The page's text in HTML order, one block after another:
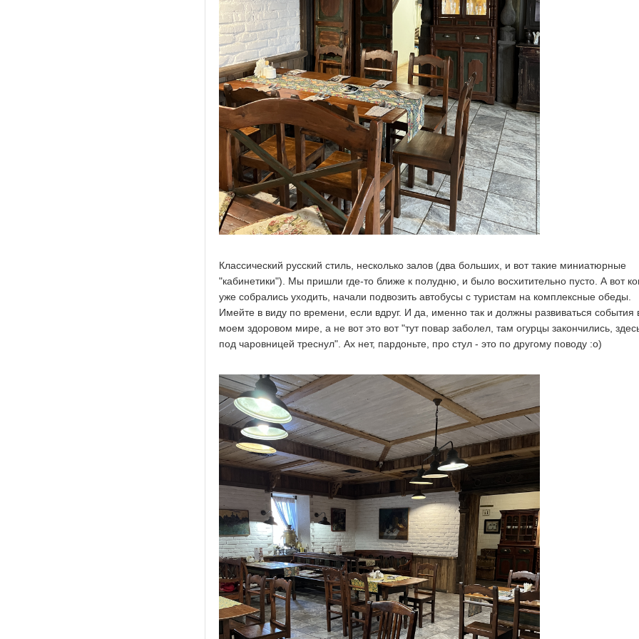
Классический русский стиль, несколько залов (два больших, и вот такие миниатюрные
"кабинетики"). Мы пришли где-то ближе к полудню, и было восхитительно пусто. А вот
уже собрались уходить, начали подвозить автобусы с туристам на комплексные обеды.
Имейте в виду по времени, если вдруг. И да, именно так и должны развиваться события
моем здоровом мире, а не вот это вот "тут повар заболел, там огурцы закончились,
под чаровницей треснул". Ах нет, пардоньте, про стул - это по другому поводу :о)